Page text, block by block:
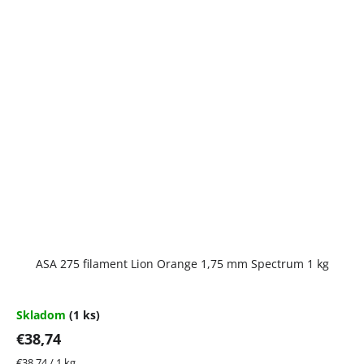
ASA 275 filament Lion Orange 1,75 mm Spectrum 1 kg
Skladom (1 ks)
€38,74